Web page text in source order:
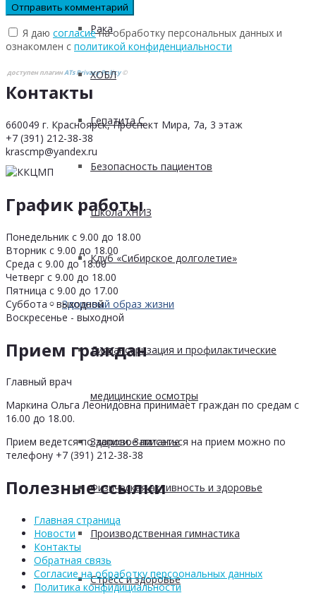
Рака
ХОБЛ
Гепатита С
Безопасность пациентов
Школа ХНИЗ
Клуб «Сибирское долголетие»
Здоровый образ жизни
Диспансеризация и профилактические
медицинские осмотры
Здоровое питание
Физическая активность и здоровье
Производственная гимнастика
Стресс и здоровье
Я даю согласиена обработку персональных данных и
ознакомлен с политикой конфиденциальности
доступен плагинATs Privacy Policy©
Контакты
660049 г. Красноярск, Проспект Мира, 7а, 3 этаж
+7 (391) 212-38-38
krascmp@yandex.ru
График работы
Понедельник с 9.00 до 18.00
Вторник с 9.00 до 18.00
Среда с 9.00 до 18.00
Четверг с 9.00 до 18.00
Пятница с 9.00 до 17.00
Суббота - выходной
Воскресенье - выходной
Прием граждан
Главный врач
Маркина Ольга Леонидовна принимает граждан по средам с
16.00 до 18.00.
Прием ведется по записи. Записаться на прием можно по
телефону +7 (391) 212-38-38
Полезные ссылки
Главная страница
Новости
Контакты
Обратная связь
Согласие на обработку персоональных данных
Политика конфидициальности